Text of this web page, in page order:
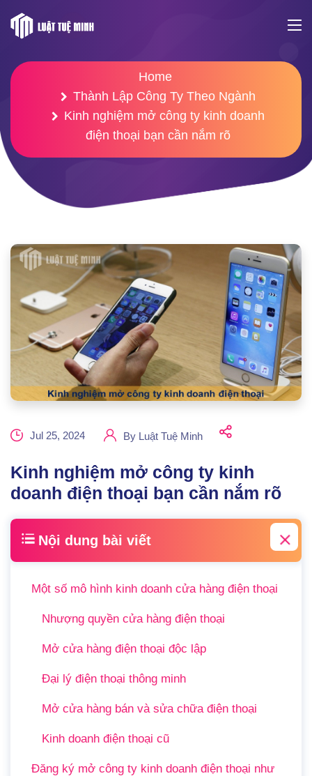
Home
Thành Lập Công Ty Theo Ngành
Kinh nghiệm mở công ty kinh doanh
điện thoại bạn cần nắm rõ
Jul 25, 2024 By Luật Tuệ Minh
Kinh nghiệm mở công ty kinh
doanh điện thoại bạn cần nắm rõ
Nội dung bài viết
Một số mô hình kinh doanh cửa hàng điện thoại
Nhượng quyền cửa hàng điện thoại
Mở cửa hàng điện thoại độc lập
Đại lý điện thoại thông minh
Mở cửa hàng bán và sửa chữa điện thoại
Kinh doanh điện thoại cũ
Đăng ký mở công ty kinh doanh điện thoại như